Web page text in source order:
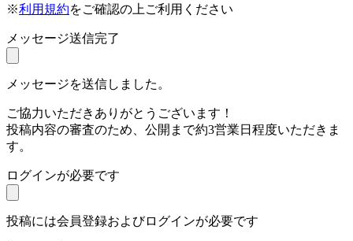
※利用規約をご確認の上ご利用ください
メッセージ送信完了
メッセージを送信しました。
ご協力いただきありがとうございます！
投稿内容の審査のため、公開まで約3営業日程度いただきま
す。
ログインが必要です
投稿には会員登録およびログインが必要です